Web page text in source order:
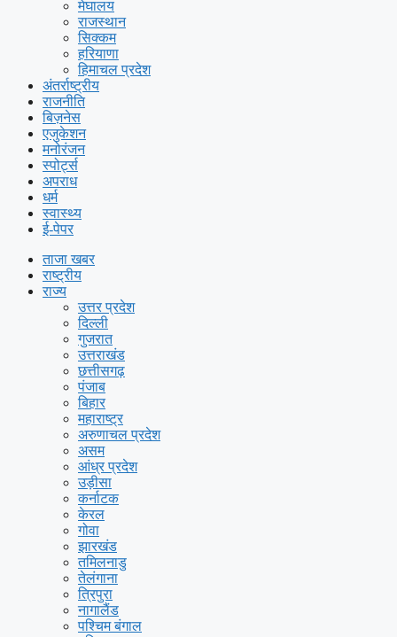
मेघालय
राजस्थान
सिक्कम
हरियाणा
हिमाचल प्रदेश
अंतर्राष्ट्रीय
राजनीति
बिज़नेस
एजुकेशन
मनोरंजन
स्पोर्ट्स
अपराध
धर्म
स्वास्थ्य
ई-पेपर
ताजा खबर
राष्ट्रीय
राज्य
उत्तर प्रदेश
दिल्ली
गुजरात
उत्तराखंड
छत्तीसगढ़
पंजाब
बिहार
महाराष्ट्र
अरुणाचल प्रदेश
असम
आंध्र प्रदेश
उड़ीसा
कर्नाटक
केरल
गोवा
झारखंड
तमिलनाडु
तेलंगाना
त्रिपुरा
नागालैंड
पश्चिम बंगाल